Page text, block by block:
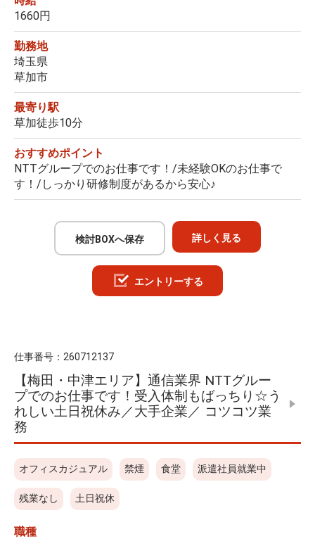
1660円
勤務地
埼玉県
草加市
最寄り駅
草加徒歩10分
おすすめポイント
NTTグループでのお仕事です！/未経験OKのお仕事で
す！/しっかり研修制度があるから安心♪
検討BOXへ保存 詳しく見る
エントリーする
仕事番号： 260712137
【梅田・中津エリア】通信業界 NTTグルー
プでのお仕事です！受入体制もばっちり☆う
れしい土日祝休み／大手企業／ コツコツ業
務
オフィスカジュアル 禁煙 食堂 派遣社員就業中
残業なし 土日祝休
職種